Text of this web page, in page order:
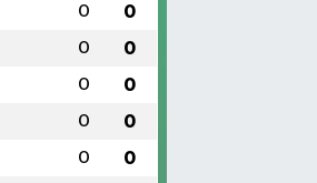
0 0
0 0
0 0
0 0
0 0